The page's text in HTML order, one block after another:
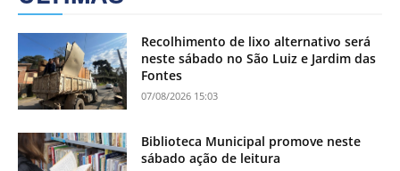
Recolhimento de lixo alternativo será
neste sábado no São Luiz e Jardim das
Fontes
07/08/2026 15:03
Biblioteca Municipal promove neste
sábado ação de leitura